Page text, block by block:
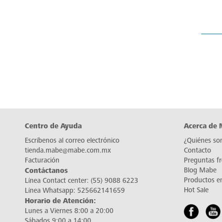
Centro de Ayuda
Escríbenos al correo electrónico
tienda.mabe@mabe.com.mx
Facturación
Contáctanos
Línea Contact center: (55) 9088 6223
Línea Whatsapp: 525662141659
Horario de Atención:
Lunes a Viernes 8:00 a 20:00
Acerca de
¿Quiénes
Contacto
Preguntas
Blog Mabe
Productos
Hot Sale